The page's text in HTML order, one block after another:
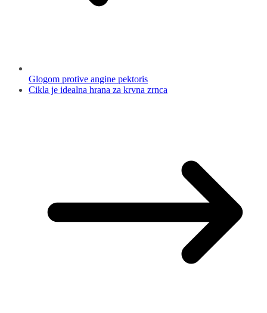
Glogom protive angine pektoris
Cikla je idealna hrana za krvna zrnca